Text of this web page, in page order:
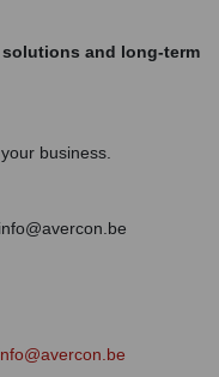
and long-term
business.